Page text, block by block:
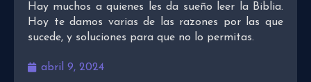
Hay muchos a quienes les da sueño leer la Biblia.
Hoy te damos varias de las razones por las que
sucede, y soluciones para que no lo permitas.
abril 9, 2024